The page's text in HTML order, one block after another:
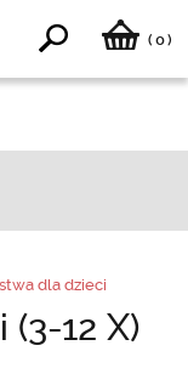
( 0)
dla dzieci
12 X)